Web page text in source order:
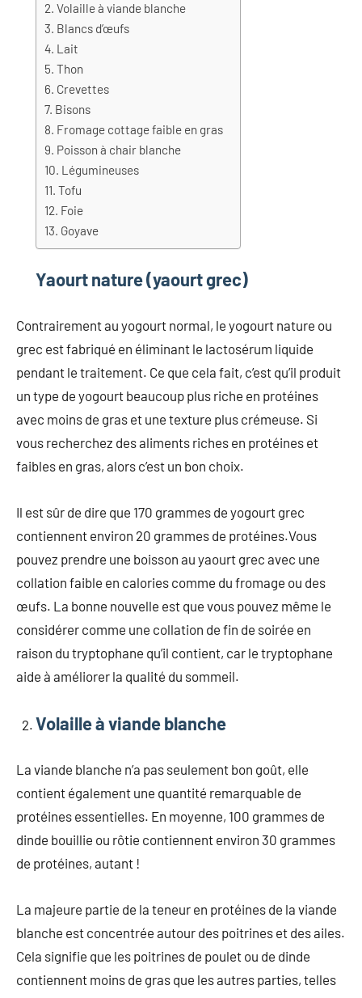
Volaille à viande blanche
Blancs d’œufs
Lait
Thon
Crevettes
Bisons
Fromage cottage faible en gras
Poisson à chair blanche
Légumineuses
Tofu
Foie
Goyave
Yaourt nature (yaourt grec)
Contrairement au yogourt normal, le yogourt nature ou
grec est fabriqué en éliminant le lactosérum liquide
pendant le traitement. Ce que cela fait, c’est qu’il produit
un type de yogourt beaucoup plus riche en protéines
avec moins de gras et une texture plus crémeuse. Si
vous recherchez des aliments riches en protéines et
faibles en gras, alors c’est un bon choix.
Il est sûr de dire que 170 grammes de yogourt grec
contiennent environ 20 grammes de protéines.Vous
pouvez prendre une boisson au yaourt grec avec une
collation faible en calories comme du fromage ou des
œufs. La bonne nouvelle est que vous pouvez même le
considérer comme une collation de fin de soirée en
raison du tryptophane qu’il contient, car le tryptophane
aide à améliorer la qualité du sommeil.
Volaille à viande blanche
La viande blanche n’a pas seulement bon goût, elle
contient également une quantité remarquable de
protéines essentielles. En moyenne, 100 grammes de
dinde bouillie ou rôtie contiennent environ 30 grammes
de protéines, autant !
La majeure partie de la teneur en protéines de la viande
blanche est concentrée autour des poitrines et des ailes.
Cela signifie que les poitrines de poulet ou de dinde
contiennent moins de gras que les autres parties, telles